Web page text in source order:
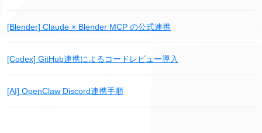
[Blender] Claude × Blender MCP の公式連携
[Codex] GitHub連携によるコードレビュー導入
[AI] OpenClaw Discord連携手順